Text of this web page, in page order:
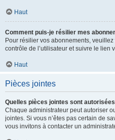
Haut
Comment puis-je résilier mes
Pour résilier vos abonnements,
contrôle de l’utilisateur et suivre le lien
Haut
Pièces jointes
Quelles pièces jointes sont
Chaque administrateur peut autoriser
jointes. Si vous n’êtes pas certain de
vous invitons à contacter un